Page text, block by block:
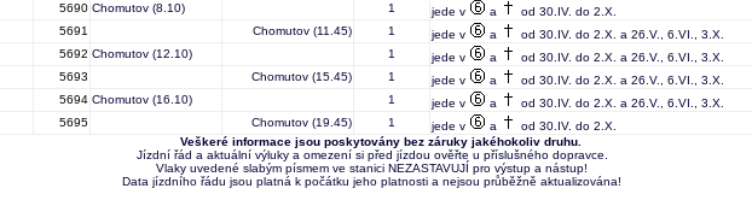
5690 Chomutov (8.10) 1 jede v a
od 30.IV. do 2.X.
5691 Chomutov (11.45) 1 jede v a
od 30.IV. do 2.X. a 26.V., 6.VI., 3.X.
5692 Chomutov (12.10) 1 jede v a
od 30.IV. do 2.X. a 26.V., 6.VI., 3.X.
5693 Chomutov (15.45) 1 jede v a
od 30.IV. do 2.X. a 26.V., 6.VI., 3.X.
5694 Chomutov (16.10) 1 jede v a
od 30.IV. do 2.X. a 26.V., 6.VI., 3.X.
5695 Chomutov (19.45) 1 jede v a
od 30.IV. do 2.X.
Veškeré informace jsou poskytovány bez záruky jakéhokoliv druhu.
Jízdní řád a aktuální výluky a omezení si před jízdou ověřte u příslušného dopravce.
Vlaky uvedené slabým písmem ve stanici NEZASTAVUJÍ pro výstup a nástup!
Data jízdního řádu jsou platná k počátku jeho platnosti a nejsou průběžně aktualizována!